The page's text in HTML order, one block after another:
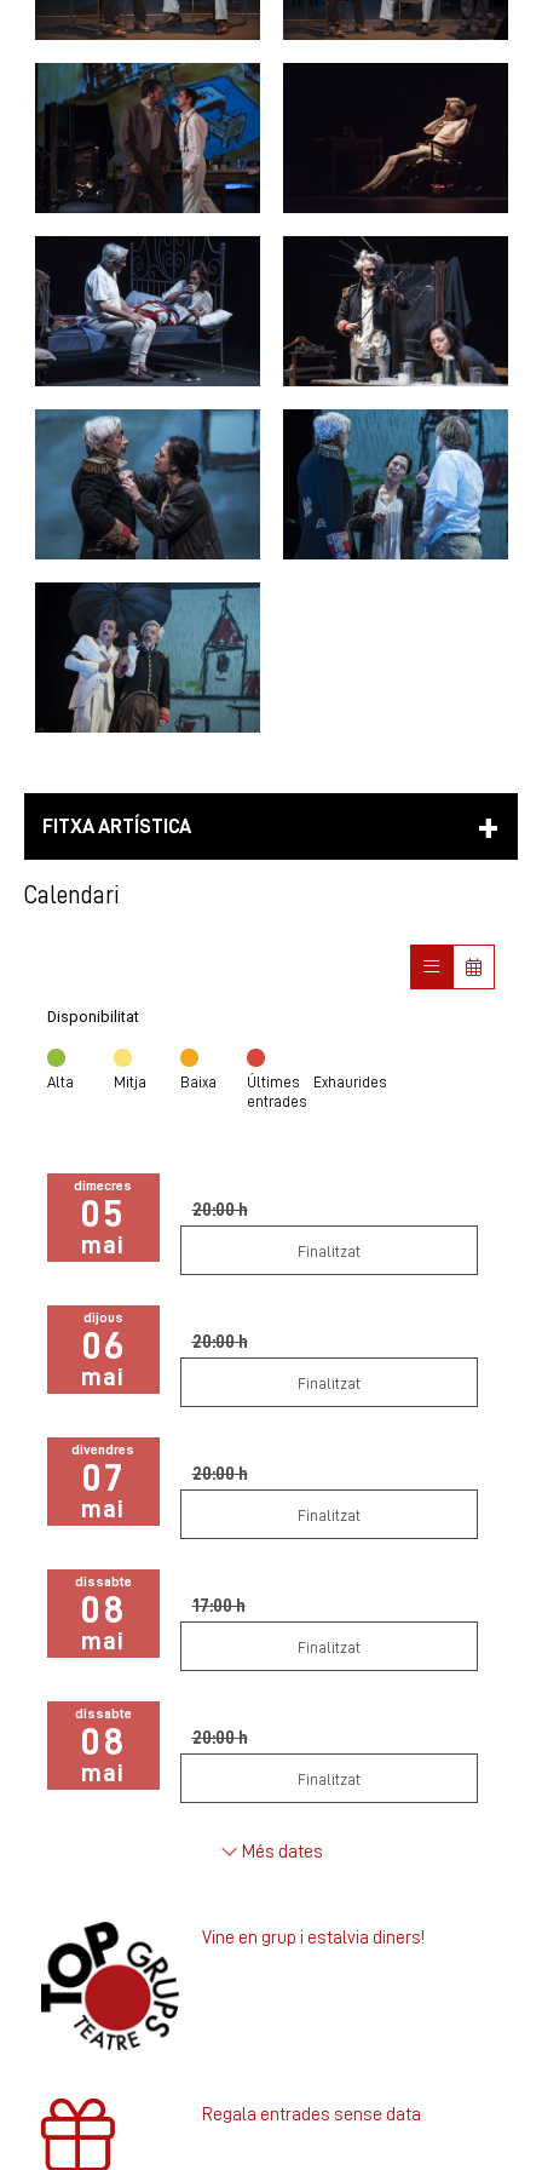
FITXA ARTÍSTICA
Calendari
Disponibilitat
Alta Mitja Baixa
Últimes
entrades
Exhaurides
dimecres
05
mai
20:00 h
Finalitzat
dijous
06
mai
20:00 h
Finalitzat
divendres
07
mai
20:00 h
Finalitzat
dissabte
08
mai
17:00 h
Finalitzat
dissabte
08
mai
20:00 h
Finalitzat
Més dates
Vine en grup i estalvia diners!
Regala entrades sense data